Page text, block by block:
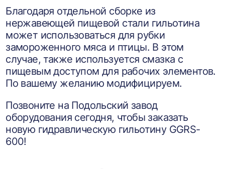
Благодаря отдельной сборке из
нержавеющей пищевой стали гильотина
может использоваться для рубки
замороженного мяса и птицы. В этом
случае, также используется смазка с
пищевым доступом для рабочих элементов.
По вашему желанию модифицируем.
Позвоните на Подольский завод
оборудования сегодня, чтобы заказать
новую гидравлическую гильотину GGRS-
600!